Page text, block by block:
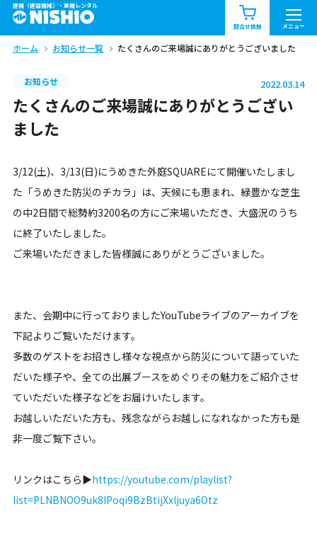
建機（建設機械）・重機レンタル
問合せ依頼 メニュー
商品一覧 お知らせ一覧
問合せ依頼リスト お問合せ
北海道 東北 関東
九州・沖縄（外部）
ホーム お知らせ一覧 たくさんのご来場誠にありがとうございました
お知らせ 2022.03.14
たくさんのご来場誠にありがとうござい
ました
3/12(土)、3/13(日)にうめきた外庭SQUAREにて開催いたしまし
た「うめきた防災のチカラ」は、天候にも恵まれ、緑豊かな芝生
の中2日間で総勢約3200名の方にご来場いただき、大盛況のうち
に終了いたしました。
ご来場いただきました皆様誠にありがとうございました。
また、会期中に行っておりましたYouTubeライブのアーカイブを
下記よりご覧いただけます。
多数のゲストをお招きし様々な視点から防災について語っていた
だいた様子や、全ての出展ブースをめぐりその魅力をご紹介させ
ていただいた様子などをお届けいたします。
お越しいただいた方も、残念ながらお越しになれなかった方も是
非一度ご覧下さい。
リンクはこちら▶https://youtube.com/playlist?
list=PLNBNOO9uk8IPoqi9BzBtijXxljuya6Otz